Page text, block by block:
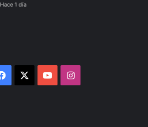
Hace 1 día
Facebook YouTubeInstagram